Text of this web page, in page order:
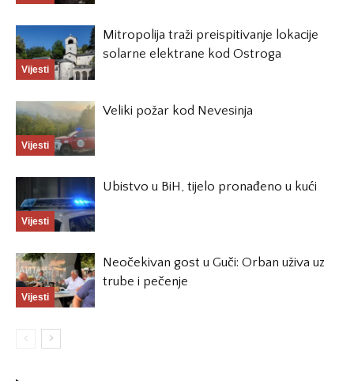
Vijesti
Mitropolija traži preispitivanje lokacije
solarne elektrane kod Ostroga
Vijesti
Veliki požar kod Nevesinja
Vijesti
Ubistvo u BiH, tijelo pronađeno u kući
Vijesti
Neočekivan gost u Guči: Orban uživa uz
trube i pečenje